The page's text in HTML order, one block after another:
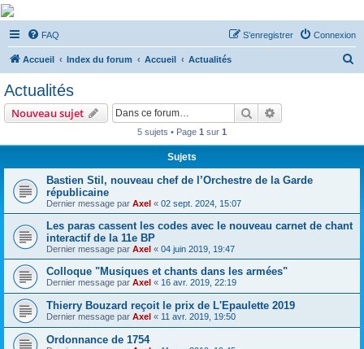
De Musicae Militari -
Forums
Forums de discussions
FAQ Connexion
S’enregistrer
Accueil Index du forum Accueil Actualités
e
Actualités
Nouveau sujet Rechercher
5 sujets • Page 1 sur 1
Sujets
Bastien Stil, nouveau chef de l’Orchestre de la Garde
républicaine
Dernier message par Axel « 02 sept. 2024, 15:07
Les paras cassent les codes avec le nouveau carnet de chant
interactif de la 11e BP
Dernier message par Axel « 04 juin 2019, 19:47
Colloque "Musiques et chants dans les armées"
Dernier message par Axel « 16 avr. 2019, 22:19
Thierry Bouzard reçoit le prix de L'Epaulette 2019
Dernier message par Axel « 11 avr. 2019, 19:50
Ordonnance de 1754